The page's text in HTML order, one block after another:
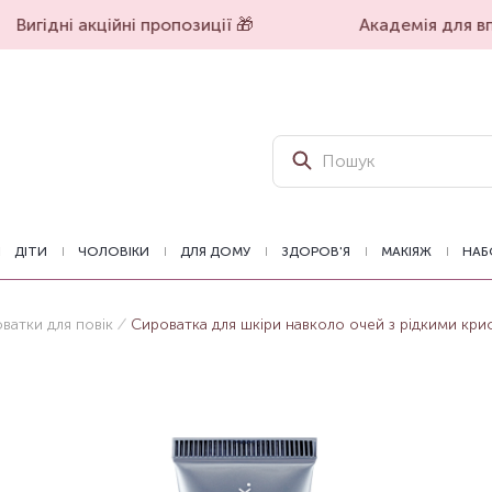
Вигідні акційні пропозиції 🎁 Академія для
ДІТИ ЧОЛОВІКИ ДЛЯ ДОМУ ЗДОРОВ'Я МАКІЯЖ
для повік Сироватка для шкіри навколо очей з рідкими